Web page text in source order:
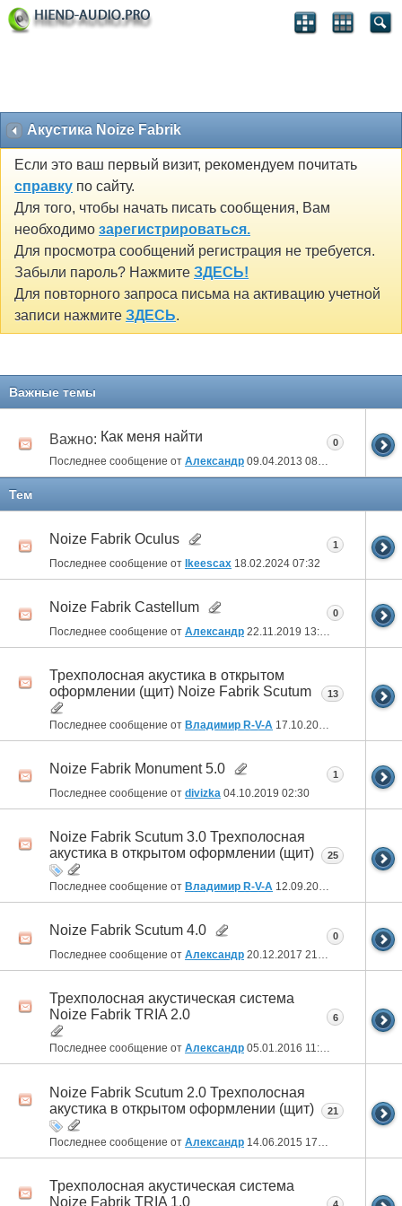
Акустика Noize Fabrik
Если это ваш первый визит, рекомендуем почитать
справку по сайту.
Для того, чтобы начать писать сообщения, Вам
необходимо зарегистрироваться.
Для просмотра сообщений регистрация не требуется.
Забыли пароль? Нажмите ЗДЕСЬ!
Для повторного запроса письма на активацию учетной
записи нажмите ЗДЕСЬ.
Важные темы
Важно: Как меня найти
Последнее сообщение от Александр 09.04.2013 08:54
0
Тем
Noize Fabrik Oculus
Последнее сообщение от Ikeescax 18.02.2024 07:32
1
Noize Fabrik Castellum
Последнее сообщение от Александр 22.11.2019 13:05
0
Трехполосная акустика в открытом
оформлении (щит) Noize Fabrik Scutum
Последнее сообщение от Владимир R-V-A 17.10.2019
13
Noize Fabrik Monument 5.0
Последнее сообщение от divizka 04.10.2019 02:30
1
Noize Fabrik Scutum 3.0 Трехполосная
акустика в открытом оформлении (щит)
Последнее сообщение от Владимир R-V-A 12.09.2019
25
Noize Fabrik Scutum 4.0
Последнее сообщение от Александр 20.12.2017 21:31
0
Трехполосная акустическая система
Noize Fabrik TRIA 2.0
Последнее сообщение от Александр 05.01.2016 11:47
6
Noize Fabrik Scutum 2.0 Трехполосная
акустика в открытом оформлении (щит)
Последнее сообщение от Александр 14.06.2015 17:53
21
Трехполосная акустическая система
Noize Fabrik TRIA 1.0